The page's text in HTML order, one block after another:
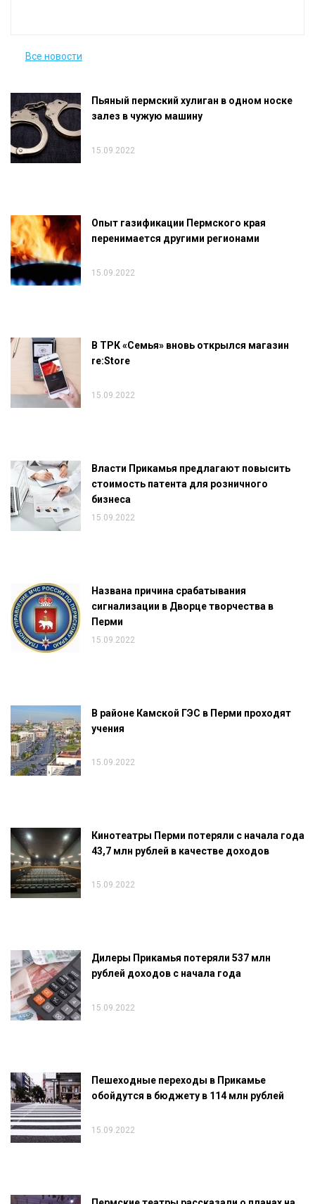
Все новости
Пьяный пермский хулиган в одном носке
залез в чужую машину
15.09.2022
Опыт газификации Пермского края
перенимается другими регионами
15.09.2022
В ТРК «Семья» вновь открылся магазин
re:Store
15.09.2022
Власти Прикамья предлагают повысить
стоимость патента для розничного
бизнеса
15.09.2022
Названа причина срабатывания
сигнализации в Дворце творчества в
Перми
15.09.2022
В районе Камской ГЭС в Перми проходят
учения
15.09.2022
Кинотеатры Перми потеряли с начала года
43,7 млн рублей в качестве доходов
15.09.2022
Дилеры Прикамья потеряли 537 млн
рублей доходов с начала года
15.09.2022
Пешеходные переходы в Прикамье
обойдутся в бюджету в 114 млн рублей
15.09.2022